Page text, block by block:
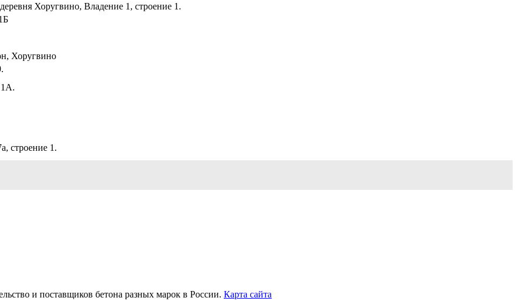
Хоругвино, Владение 1, строение 1.
Хоругвино
1А.
строение 1.
и поставщиков бетона разных марок в России. Карта сайта